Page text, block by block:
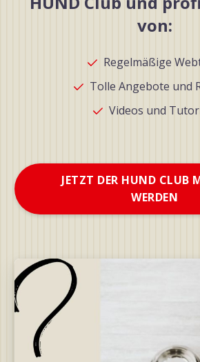
von:
Regelmäßige
Tolle Angebote und
Videos und
JETZT DER HUND CLUB
WERDEN